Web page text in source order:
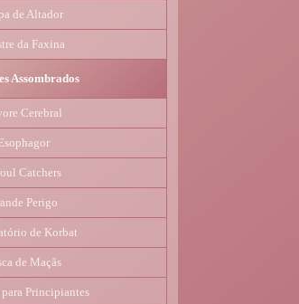
de Altador
da Faxina
Assombrados
Cerebral
Catchers
Perigo
de Korbat
de Maçãs
Principiantes